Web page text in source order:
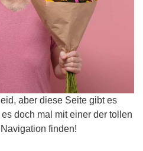
aber diese Seite gibt es
doch mal mit einer der tollen
finden!